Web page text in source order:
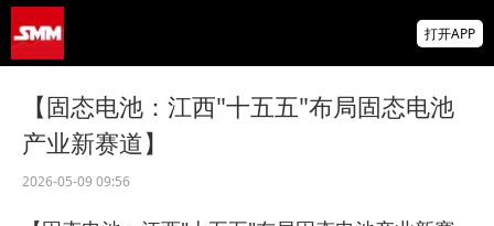
17.3%
【直播中】海外宏观经济及大类资产展望 全
球锌、氧化锌、镀锌板供需及价格展望
打开APP
【固态电池：江西"十五五"布局固态电池
产业新赛道】
2026-05-09 09:56